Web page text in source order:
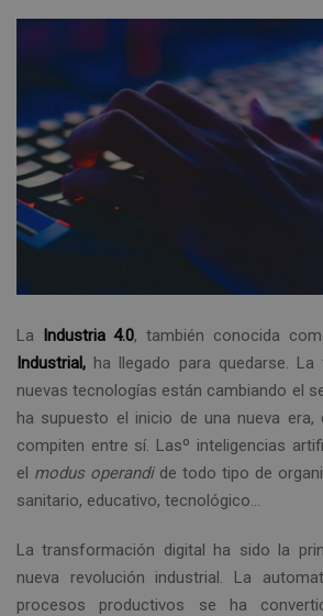
La Industria 4.0, también conocida
Industrial, ha llegado para quedarse.
nuevas tecnologías están cambiando el
ha supuesto el inicio de una nueva era,
compiten entre sí. Lasº inteligencias
el modus operandi de todo tipo de
sanitario, educativo, tecnológico…
La transformación digital ha sido la
nueva revolución industrial. La
procesos productivos se ha